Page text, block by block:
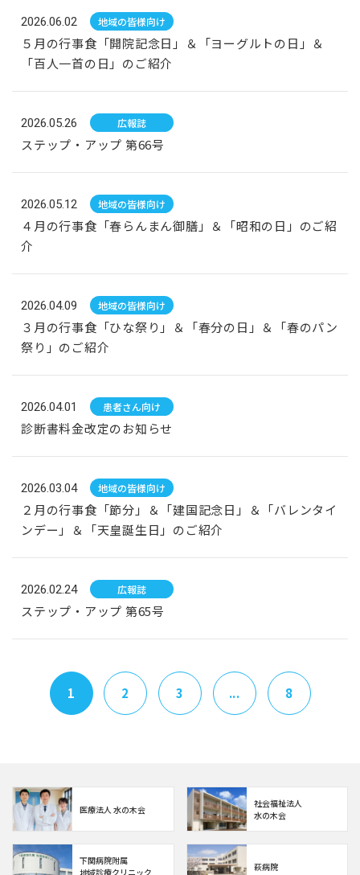
2026.06.02 地域の皆様向け
５月の行事食「開院記念日」＆「ヨーグルトの日」＆
「百人一首の日」のご紹介
2026.05.26 広報誌
ステップ・アップ 第66号
2026.05.12 地域の皆様向け
４月の行事食「春らんまん御膳」＆「昭和の日」のご紹
介
2026.04.09 地域の皆様向け
３月の行事食「ひな祭り」＆「春分の日」＆「春のパン
祭り」のご紹介
2026.04.01 患者さん向け
診断書料金改定のお知らせ
2026.03.04 地域の皆様向け
２月の行事食「節分」＆「建国記念日」＆「バレンタイ
ンデー」＆「天皇誕生日」のご紹介
2026.02.24 広報誌
ステップ・アップ 第65号
1 2 3 ... 8
医療法人 水の木会
社会福祉法人
水の木会
下関病院附属
地域診療クリニック
萩病院